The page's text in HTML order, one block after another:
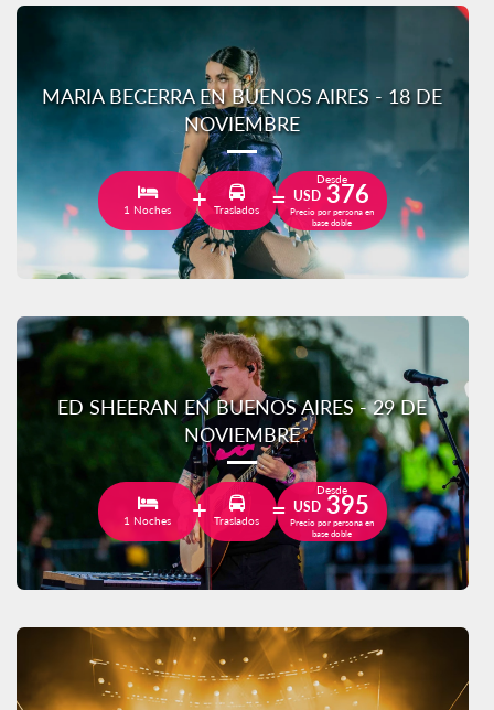
MARIA BECERRA EN BUENOS AIRES - 18 DE
NOVIEMBRE
1 Noches Traslados
Desde
USD 376
Precio por persona en
base doble
ED SHEERAN EN BUENOS AIRES - 29 DE
NOVIEMBRE
1 Noches Traslados
Desde
USD 395
Precio por persona en
base doble